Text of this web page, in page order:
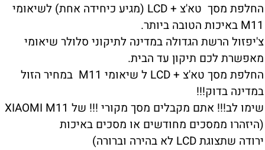
החלפת מסך טא'צ + LCD (מגיע כיחידה אחת) לשיאומי
M11 באיכות הטובה ביותר.
צ'יפזול הרשת הגדולה במדינה לתיקוני סלולר שיאומי
מאפשרת לכם תיקון עד הבית.
החלפת מסך טא'צ + LCD ל שיאומי M11 במחיר הזול
במדינה בדוק!!!
שימו לב!!! אתם מקבלים מסך מקורי !!! של XIAOMI M11
(היזהרו ממסכים מחודשים או מסכים באיכות
ירודה שתצוגת LCD לא בהירה וברורה)